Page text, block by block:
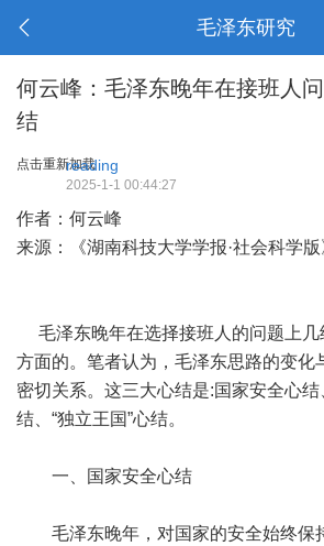
毛泽东研究
何云峰：毛泽东晚年在接班人
结
点击重新加载
reading
2025-1-1 00:44:27
作者：何云峰
来源：《湖南科技大学学报·社会科学
毛泽东晚年在选择接班人的问题上几
方面的。笔者认为，毛泽东思路的变化
密切关系。这三大心结是:国家安全心结
结、“独立王国”心结。
一、国家安全心结
毛泽东晚年，对国家的安全始终保